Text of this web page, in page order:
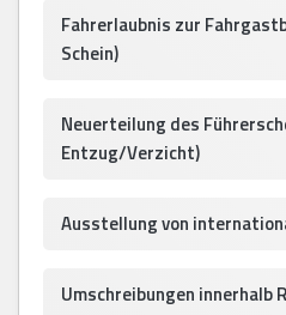
Fahrerlaubnis zur
Schein)
Neuerteilung des
Entzug/Verzicht)
Ausstellung von
Umschreibungen innerhalb